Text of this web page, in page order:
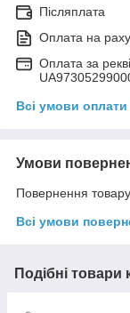
Післяплата
Оплата на
Оплата за
Всі умови оплати
Умови
Повернення
Всі умови
Подібні товари